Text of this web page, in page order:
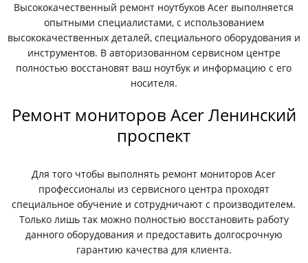
Высококачественный ремонт ноутбуков Acer выполняется
опытными специалистами, с использованием
высококачественных деталей, специального оборудования и
инструментов. В авторизованном сервисном центре
полностью восстановят ваш ноутбук и информацию с его
носителя.
Ремонт мониторов Acer Ленинский
проспект
Для того чтобы выполнять ремонт мониторов Acer
профессионалы из сервисного центра проходят
специальное обучение и сотрудничают с производителем.
Только лишь так можно полностью восстановить работу
данного оборудования и предоставить долгосрочную
гарантию качества для клиента.